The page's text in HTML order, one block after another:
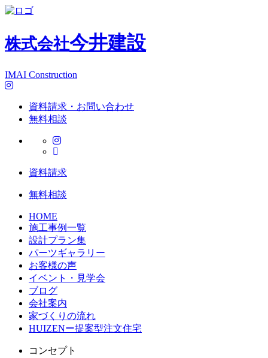
株式会社今井建設
IMAI Construction
資料請求・お問い合わせ
無料相談
資料請求
無料相談
HOME
施工事例一覧
設計プラン集
パーツギャラリー
お客様の声
イベント・見学会
ブログ
会社案内
家づくりの流れ
HUIZENー提案型注文住宅
コンセプト